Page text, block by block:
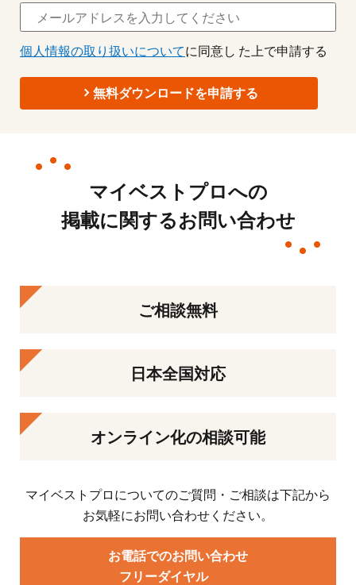
個人情報の取り扱いについてに同意し た上で申請する
無料ダウンロードを申請する
マイベストプロへの
掲載に関するお問い合わせ
ご相談無料
日本全国対応
オンライン化の相談可能
マイベストプロについてのご質問・ご相談は下記から
お気軽にお問い合わせください。
お電話でのお問い合わせ
フリーダイヤル